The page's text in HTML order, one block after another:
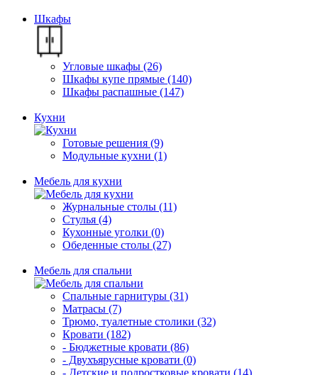
Шкафы
Угловые шкафы (26)
Шкафы купе прямые (140)
Шкафы распашные (147)
Кухни
Готовые решения (9)
Модульные кухни (1)
Мебель для кухни
Журнальные столы (11)
Стулья (4)
Кухонные уголки (0)
Обеденные столы (27)
Мебель для спальни
Спальные гарнитуры (31)
Матрасы (7)
Трюмо, туалетные столики (32)
Кровати (182)
- Бюджетные кровати (86)
- Двухъярусные кровати (0)
- Детские и подростковые кровати (14)